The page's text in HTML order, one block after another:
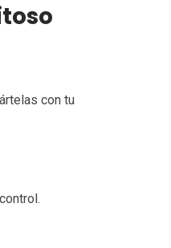
con tu